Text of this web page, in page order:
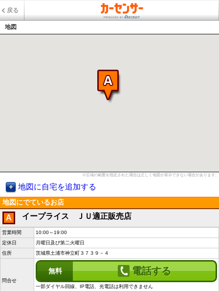
戻る
地図
※広域の範囲を指定された場合は正しく地図が表示できない場合があります。
地図に自宅を追加する
地図にでているお店
A イープライス ＪＵ適正販売店
営業時間
10:00～19:00
定休日
月曜日及び第二火曜日
住所
茨城県土浦市神立町３７３９－４
問合せ
無料 電話する
一部ダイヤル回線、IP電話、光電話は利用できません